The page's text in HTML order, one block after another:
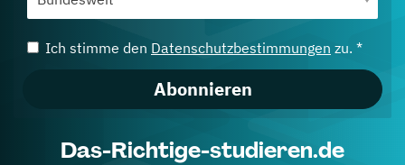
Ich stimme den Datenschutzbestimmungen zu. *
Abonnieren
Das-Richtige-studieren.de